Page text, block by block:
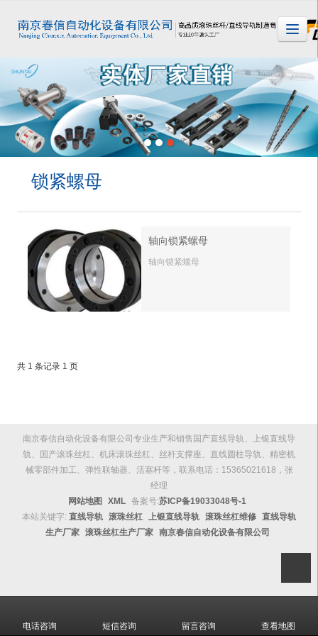
很遗憾，因您的浏览器版本过低导致无法获得最佳浏览体验，推荐下载安装谷歌浏览器！
锁紧螺母
轴向锁紧螺母
轴向锁紧螺母
共 1 条记录 1 页
南京春信自动化设备有限公司专业生产和销售国产直线导轨、上银直线导
轨、国产滚珠丝杠、机床滚珠丝杠、丝杆支撑座、直线圆柱导轨、精密机
械零部件加工、弹性联轴器、活塞杆等，联系电话：15365021618，张
经理
网站地图
XML 备案号:苏ICP备19033048号-1
本站关键字: 直线导轨 滚珠丝杠 上银直线导轨 滚珠丝杠维修 直线导轨
生产厂家
滚珠丝杠生产厂家 南京春信自动化设备有限公司
电话咨询 短信咨询 留言咨询 查看地图